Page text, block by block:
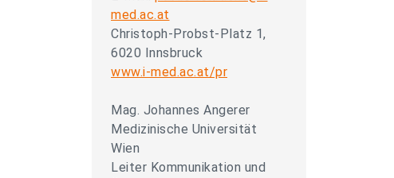
med.ac.at
Christoph-Probst-Platz 1,
6020 Innsbruck
www.i-med.ac.at/pr
Mag. Johannes Angerer
Medizinische Universität
Wien
Leiter Kommunikation und